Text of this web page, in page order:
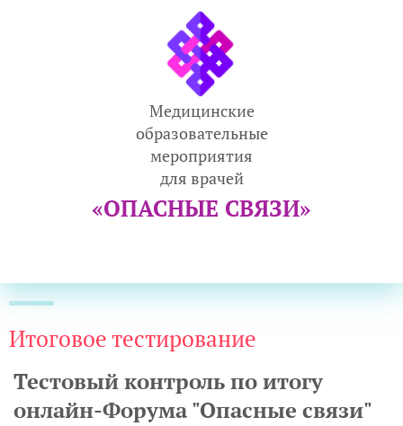
Медицинские
образовательные
мероприятия
для врачей
«ОПАСНЫЕ СВЯЗИ»
Итоговое тестирование
Тестовый контроль по итогу
онлайн-Форума "Опасные связи"